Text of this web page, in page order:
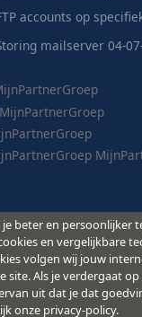
accounts op
mailserver 04-
-
je beter en persoonlijker
en vergelijkbare
volgen wij jouw
site. Als je verdergaat
uit dat je dat
onze privacy-policy.